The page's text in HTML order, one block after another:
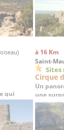
qui
la plaine
à 16 Km
Saint-
Cirque
Un
une
nature